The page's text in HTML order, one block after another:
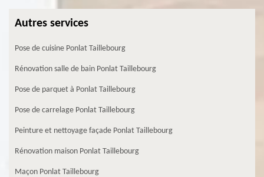
Autres services
Pose de cuisine Ponlat Taillebourg
Rénovation salle de bain Ponlat Taillebourg
Pose de parquet à Ponlat Taillebourg
Pose de carrelage Ponlat Taillebourg
Peinture et nettoyage façade Ponlat Taillebourg
Rénovation maison Ponlat Taillebourg
Maçon Ponlat Taillebourg